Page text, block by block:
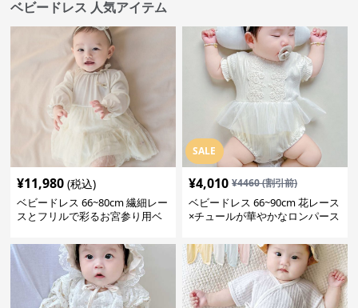
ベビードレス 人気アイテム
¥11,980 (税込)
ベビードレス 66~80cm 繊細レー
スとフリルで彩るお宮参り用ベ
SALE
¥4,010 ¥4460(割引前)
ベビードレス 66~90cm 花レース
×チュールが華やかなロンパース